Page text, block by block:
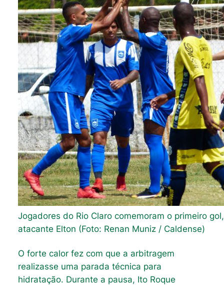
Jogadores do Rio Claro comemoram o primeiro
atacante Elton (Foto: Renan Muniz / Caldense)
O forte calor fez com que a arbitragem
realizasse uma parada técnica para
hidratação. Durante a pausa, Ito Roque